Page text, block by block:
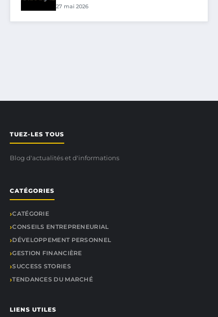
27 mai 2026
TUEZ-LES TOUS
Blog d'actualités et d'informations
CATÉGORIES
CATÉGORIE
CONSEILS ENTREPRENEURIAL
DÉVELOPPEMENT PERSONNEL
GESTION FINANCIÈRE
SUCCESS STORIES
TENDANCES DU MARCHÉ
LIENS UTILES